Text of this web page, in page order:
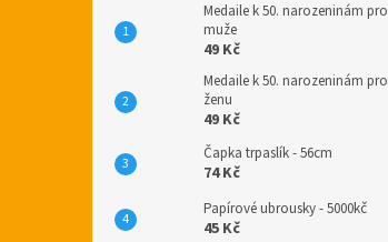
Medaile k 50. narozeninám pro
muže
49 Kč
Medaile k 50. narozeninám pro
ženu
49 Kč
Čapka trpaslík - 56cm
74 Kč
Papírové ubrousky - 5000kč
45 Kč